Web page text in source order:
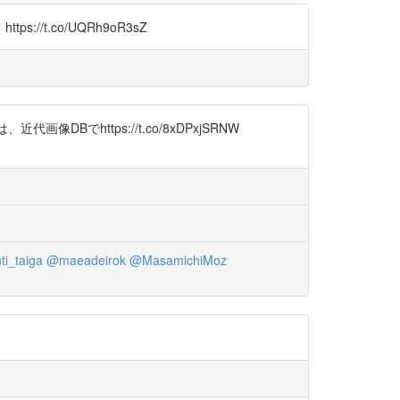
https://t.co/UQRh9oR3sZ
、近代画像DBでhttps://t.co/8xDPxjSRNW
@maeadeirok @MasamichiMoz